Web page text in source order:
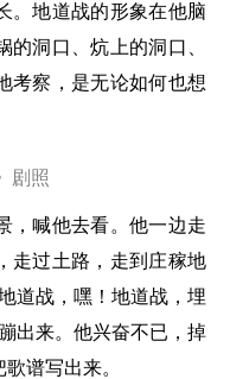
地道战的形象在他脑
洞口、炕上的洞口、
察，是无论如何也想
剧照
喊他去看。他一边走
走过土路，走到庄稼地
道战，嘿！地道战，埋
出来。他兴奋不已，掉
谱写出来。